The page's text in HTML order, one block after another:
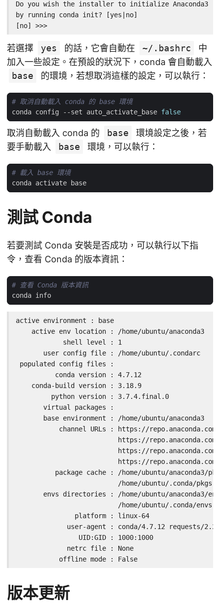
Do you wish the installer to initialize Anaconda3
by running conda init? [yes|no]
[no] >>>
若選擇 yes 的話，它會自動在 ~/.bashrc
中
加入一些設定。在預設的狀況下，conda 會自動載入
base
的環境，若想取消這樣的設定，可以執行：
# 取消自動載入 conda 的 base 環境
conda config --set auto_activate_base false
取消自動載入 conda 的 base
環境設定之後，若
要手動載入
base 環境，可以執行：
# 載入 base 環境
測試 Conda
若要測試 Conda 安裝是否成功，可以執行以下指
令，查看 Conda 的版本資訊：
# 查看 Conda 版本資訊
active environment : base
    active env location : /home/ubuntu/anaconda3
            shell level : 1
       user config file : /home/ubuntu/.condarc
populated config files :
          conda version : 4.7.12
    conda-build version : 3.18.9
         python version : 3.7.4.final.0
       virtual packages :
base environment : /home/ubuntu/anaconda3
channel URLs : https://
https://
https://
https://
package cache : /home/ubuntu/anaconda3/
                          /home/ubuntu/.conda/pkgs
envs directories : /home/ubuntu/anaconda3/
                          /home/ubuntu/.conda/envs
               platform : linux-64
user-agent : conda/4.7.12 requests/
                UID:GID : 1000:1000
             netrc file : None
           offline mode : False
版本更新